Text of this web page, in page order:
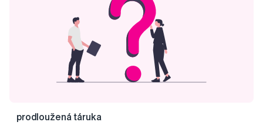
prodloužená táruka